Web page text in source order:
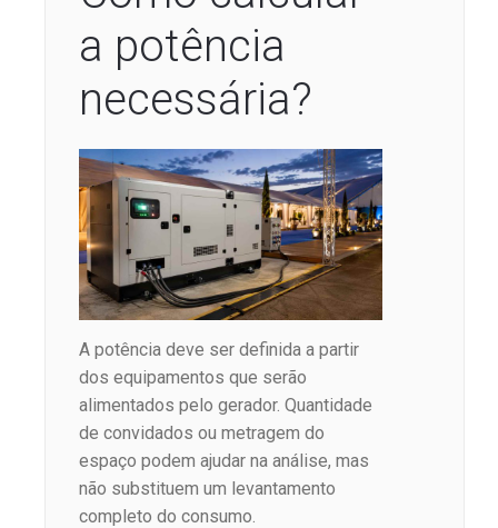
a potência
necessária?
A potência deve ser definida a partir
dos equipamentos que serão
alimentados pelo gerador. Quantidade
de convidados ou metragem do
espaço podem ajudar na análise, mas
não substituem um levantamento
completo do consumo.